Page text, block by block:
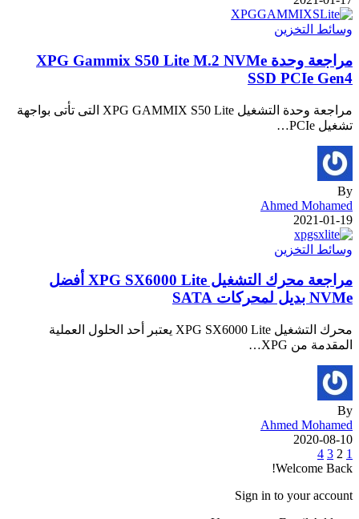
وسائط التخزين
مراجعة وحدة XPG Gammix S50 Lite M.2 NVMe
SSD PCIe Gen4
مراجعة وحدة التشغيل XPG GAMMIX S50 Lite التى تأتى بواجهة
تشغيل PCIe…
By
Ahmed Mohamed
2021-01-19
وسائط التخزين
مراجعة محرك التشغيل XPG SX6000 Lite أفضل
NVMe بديل لمحركات SATA
محرك التشغيل XPG SX6000 Lite يعتبر أحد الحلول العملية
المقدمة من XPG…
By
Ahmed Mohamed
2020-08-10
1
2
3
4
Welcome Back!
Sign in to your account